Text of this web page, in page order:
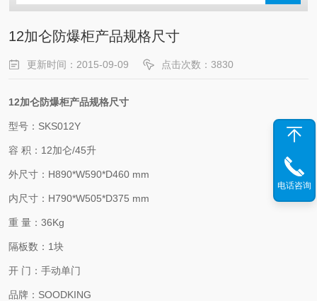
12加仑防爆柜产品规格尺寸
更新时间：2015-09-09 点击次数：3830
12加仑防爆柜产品规格尺寸
型号：SKS012Y
容 积：12加仑/45升
外尺寸：H890*W590*D460 mm
内尺寸：H790*W505*D375 mm
重 量：36Kg
隔板数：1块
开 门：手动单门
品牌：SOODKING
电话咨询